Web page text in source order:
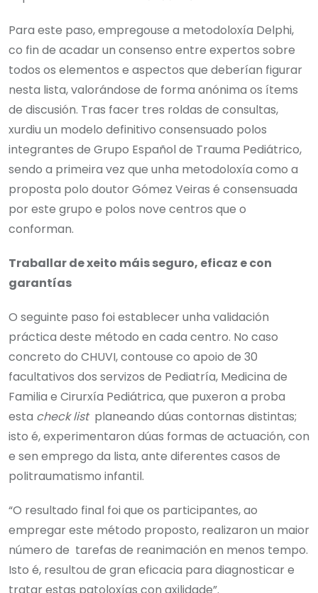
Para este paso, empregouse a metodoloxía Delphi,
co fin de acadar un consenso entre expertos sobre
todos os elementos e aspectos que deberían figurar
nesta lista, valorándose de forma anónima os ítems
de discusión. Tras facer tres roldas de consultas,
xurdiu un modelo definitivo consensuado polos
integrantes de Grupo Español de Trauma Pediátrico,
sendo a primeira vez que unha metodoloxía como a
proposta polo doutor Gómez Veiras é consensuada
por este grupo e polos nove centros que o
conforman.
Traballar de xeito máis seguro, eficaz e con
garantías
O seguinte paso foi establecer unha validación
práctica deste método en cada centro. No caso
concreto do CHUVI, contouse co apoio de 30
facultativos dos servizos de Pediatría, Medicina de
Familia e Cirurxía Pediátrica, que puxeron a proba
esta check listplaneando dúas contornas distintas;
isto é, experimentaron dúas formas de actuación, con
e sen emprego da lista, ante diferentes casos de
politraumatismo infantil.
“O resultado final foi que os participantes, ao
empregar este método proposto, realizaron un maior
número de tarefas de reanimación en menos tempo.
Isto é, resultou de gran eficacia para diagnosticar e